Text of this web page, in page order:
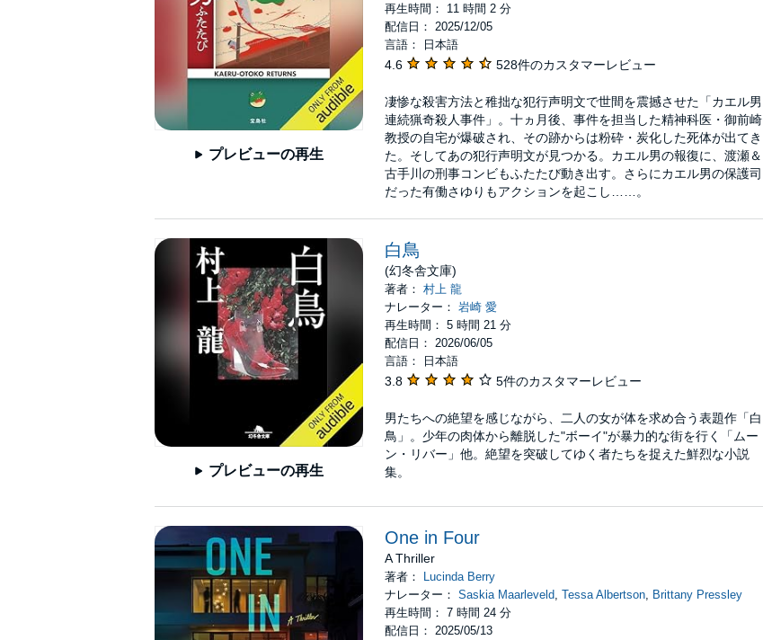
プレビューの再生
再生時間： 11 時間 2 分
配信日： 2025/12/05
言語： 日本語
4.6 528件のカスタマーレビュー
凄惨な殺害方法と稚拙な犯行声明文で世間を震撼させた「カエル男
連続猟奇殺人事件」。十ヵ月後、事件を担当した精神科医・御前崎
教授の自宅が爆破され、その跡からは粉砕・炭化した死体が出てき
た。そしてあの犯行声明文が見つかる。カエル男の報復に、渡瀬＆
古手川の刑事コンビもふたたび動き出す。さらにカエル男の保護司
だった有働さゆりもアクションを起こし……。
プレビューの再生
白鳥
(幻冬舎文庫)
著者： 村上 龍
ナレーター： 岩崎 愛
再生時間： 5 時間 21 分
配信日： 2026/06/05
言語： 日本語
3.8 5件のカスタマーレビュー
男たちへの絶望を感じながら、二人の女が体を求め合う表題作「白
鳥」。少年の肉体から離脱した"ボーイ"が暴力的な街を行く「ムー
ン・リバー」他。絶望を突破してゆく者たちを捉えた鮮烈な小説
集。
One in Four
A Thriller
著者：
Lucinda Berry
ナレーター： Saskia Maarleveld Tessa Albertson,
Brittany Pressley
再生時間： 7 時間 24 分
配信日： 2025/05/13